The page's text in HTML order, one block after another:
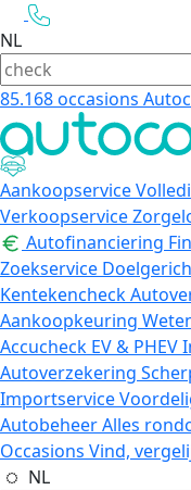
NL
85.168occasions
Aankoopservice
Verkoopservice
Autofinanciering
Zoekservice
Kentekencheck
Aankoopkeuring
Accucheck EV & PHEV
Autoverzekering
Importservice
AutobeheerAlles
Occasions Vind,
NL